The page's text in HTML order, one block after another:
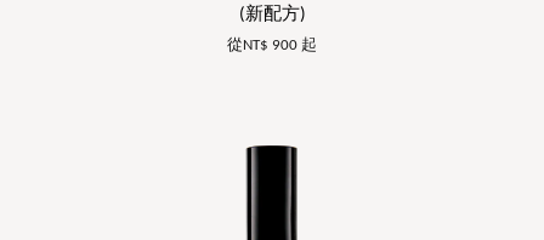
(新配方)
從NT$ 900 起